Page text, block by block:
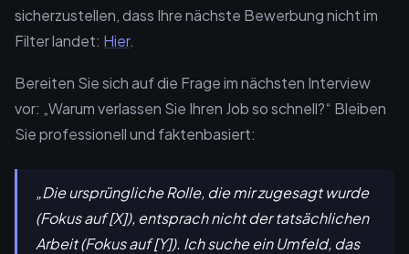
sicherzustellen, dass Ihre nächste Bewerbung nicht im
Filter landet: Hier.
Bereiten Sie sich auf die Frage im nächsten Interview
vor: „Warum verlassen Sie Ihren Job so schnell?“ Bleiben
Sie professionell und faktenbasiert:
„Die ursprüngliche Rolle, die mir zugesagt wurde
(Fokus auf [X]), entsprach nicht der tatsächlichen
Arbeit (Fokus auf [Y]). Ich suche ein Umfeld, das